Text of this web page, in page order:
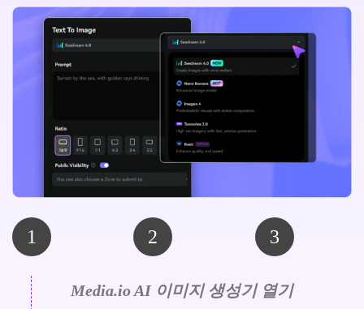
1 2 3
Media.io AI 이미지 생성기 열기